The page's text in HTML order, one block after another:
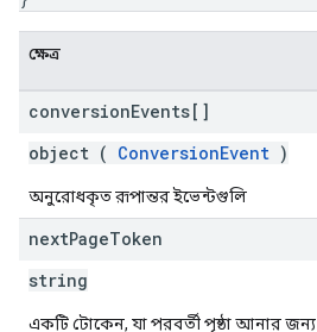
ক্ষেত্র
conversionEvents[]
object ( ConversionEvent )
অনুরোধকৃত রূপান্তর ইভেন্টগুলি
nextPageToken
string
একটি টোকেন, যা পরবর্তী পৃষ্ঠা আনার জন্য